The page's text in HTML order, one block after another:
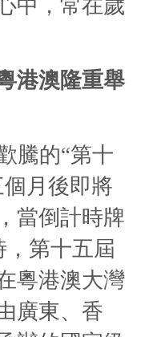
中，常在歲
港澳隆重舉
騰的“第十
個月後即將
當倒計時牌
，第十五屆
粵港澳大灣
廣東、香